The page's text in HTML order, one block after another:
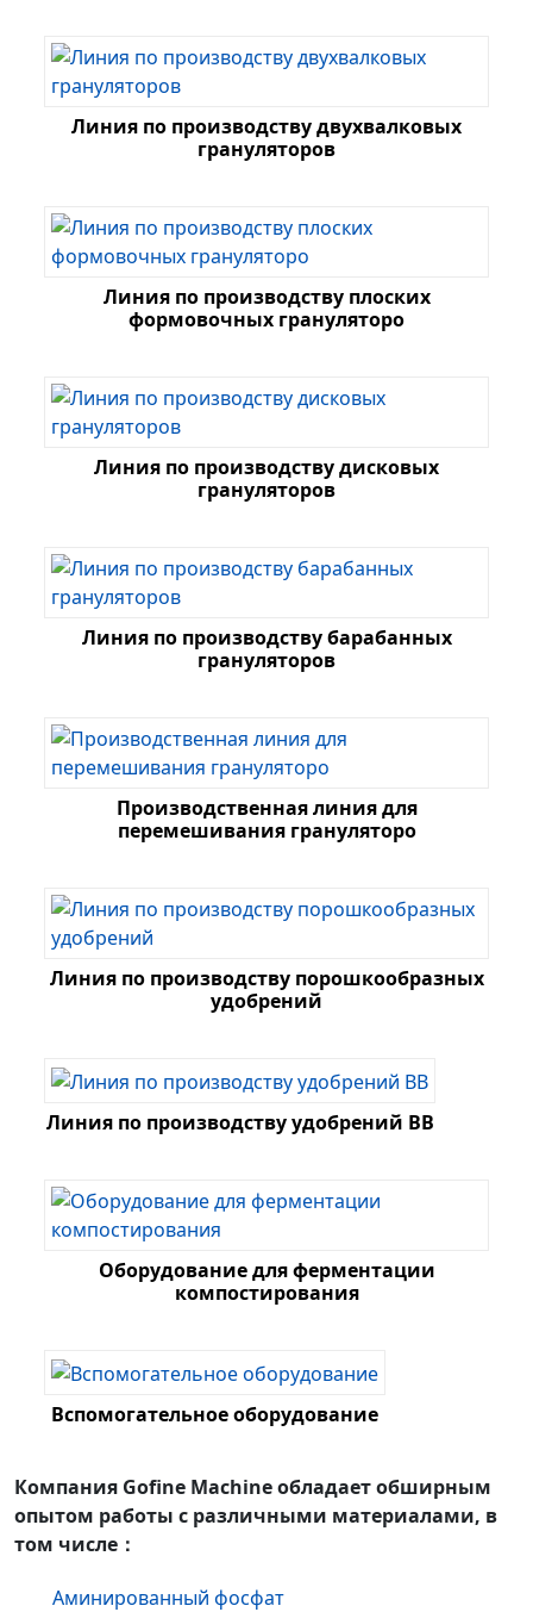
Линия по производству двухвалковых
грануляторов
Линия по производству плоских
формовочных грануляторо
Линия по производству дисковых
грануляторов
Линия по производству барабанных
грануляторов
Производственная линия для
перемешивания грануляторо
Линия по производству порошкообразных
удобрений
Линия по производству удобрений BB
Оборудование для ферментации
компостирования
Вспомогательное оборудование
Компания Gofine Machine обладает обширным
опытом работы с различными материалами, в
том числе：
Аминированный фосфат